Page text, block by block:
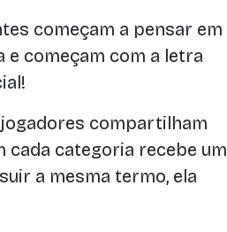
começam a pensar em
e começam com a letra
compartilham
cada categoria recebe um
a mesma termo, ela